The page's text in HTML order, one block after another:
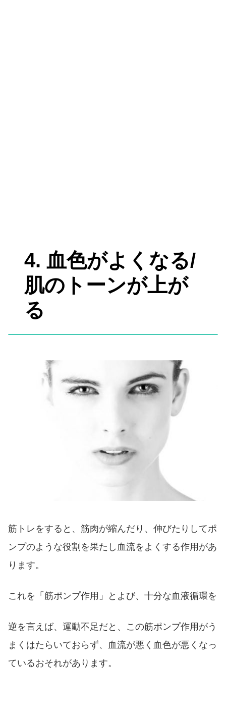
4. 血色がよくなる/
肌のトーンが上が
る
筋トレをすると、筋肉が縮んだり、伸びたりしてポ
ンプのような役割を果たし血流をよくする作用があ
ります。
これを「筋ポンプ作用」とよび、十分な血液循環を
逆を言えば、運動不足だと、この筋ポンプ作用がう
まくはたらいておらず、血流が悪く血色が悪くなっ
ているおそれがあります。